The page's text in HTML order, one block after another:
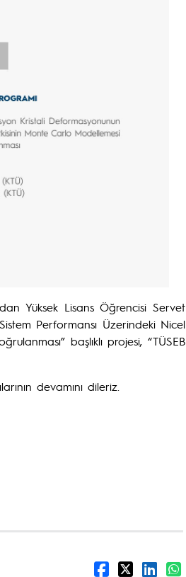
Yüksek Lisans Öğrencisi Servet
Performansı Üzerindeki Nicel
başlıklı projesi, “TÜSEB
devamını dileriz.